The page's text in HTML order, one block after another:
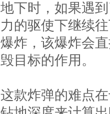
地下时，如果遇
力的驱使下继续
爆炸，该爆炸会
毁目标的作用。
这款炸弹的难点